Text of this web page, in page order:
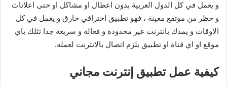
و يعمل في كل الدول العربية بدون اعطال او مشاكل او حتى اعلانات
و حظر من موتقع معينة ، فهو تطبيق احترافي خارق و يعمل في كل
الاوقات و يمدك بانترنت غير محدودة و فعالة و سريعة جدا تثلك باي
موقع او اي قناة او تطبيق يلزم اتصال بالانترنت لعمله.
كيفية عمل تطبيق إنترنت مجاني